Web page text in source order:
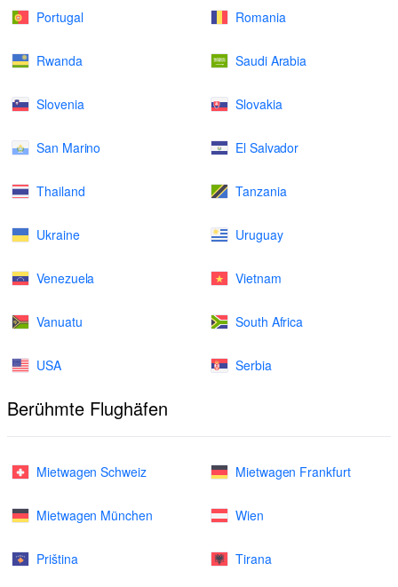
Portugal Romania
Rwanda Saudi Arabia
Slovenia Slovakia
San Marino El Salvador
Thailand Tanzania
Ukraine Uruguay
Venezuela Vietnam
Vanuatu South Africa
USA Serbia
Berühmte Flughäfen
Mietwagen Schweiz Mietwagen Frankfurt
Mietwagen München Wien
Priština Tirana